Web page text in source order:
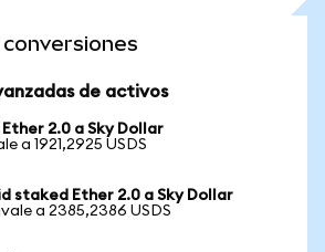
de activos
2.0 a Sky Dollar
a 1921,2925 USDS
staked Ether 2.0 a Sky Dollar
a 2385,2386 USDS